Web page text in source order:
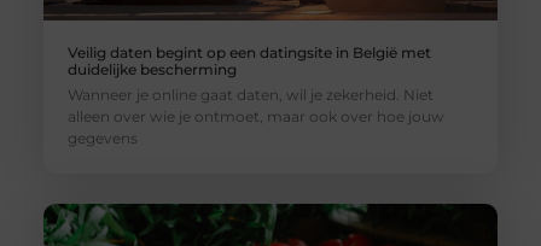
Veilig daten begint op een datingsite in België met
duidelijke bescherming
Wanneer je online gaat daten, wil je zekerheid. Niet
alleen over wie je ontmoet, maar ook over hoe jouw
gegevens